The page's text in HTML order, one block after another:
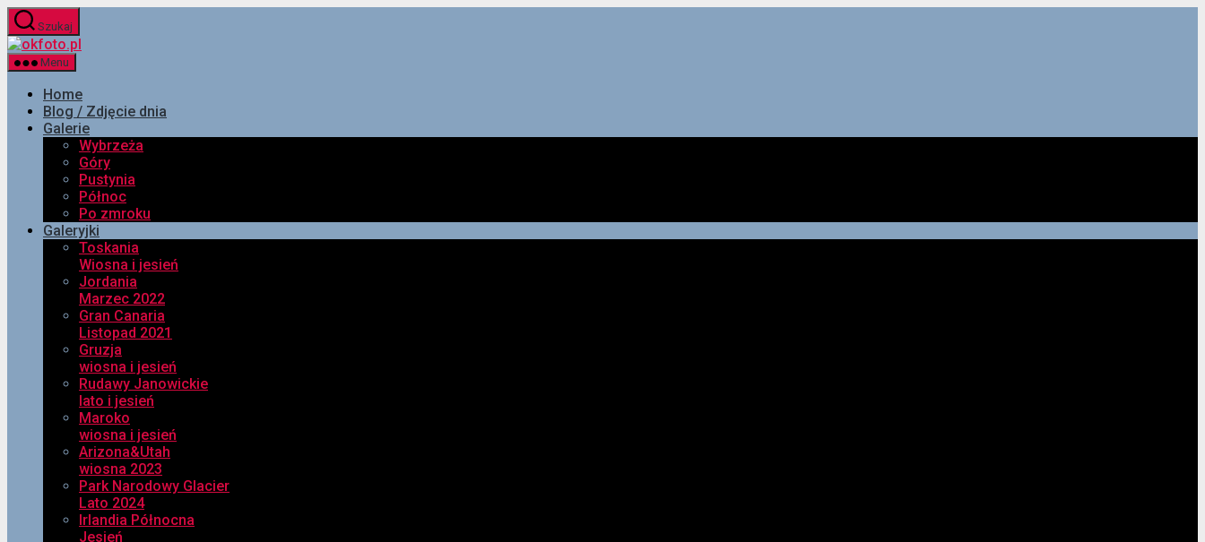
Przejdź
do
treści
Szukaj
Menu
Home
Blog / Zdjęcie dnia
Galerie
Wybrzeża
Góry
Pustynia
Północ
Po zmroku
Galeryjki
Toskania
Wiosna i jesień
Jordania
Marzec 2022
Gran Canaria
Listopad 2021
Gruzja
wiosna i jesień
Rudawy Janowickie
lato i jesień
Maroko
wiosna i jesień
Arizona&Utah
wiosna 2023
Park Narodowy Glacier
Lato 2024
Irlandia Północna
Jesień